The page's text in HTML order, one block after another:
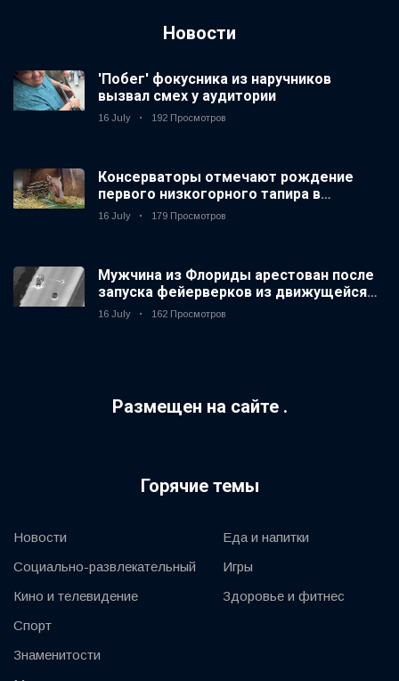
Новости
'Побег' фокусника из наручников
вызвал смех у аудитории
16 July 192 Просмотров
Консерваторы отмечают рождение
первого низкогорного тапира в
зоопарке Великобритании за 14 лет
16 July 179 Просмотров
Мужчина из Флориды арестован после
запуска фейерверков из движущейся
машины
16 July 162 Просмотров
Размещен на сайте .
Горячие темы
Новости
Социально-развлекательный
Кино и телевидение
Спорт
Знаменитости
Еда и напитки
Игры
Здоровье и фитнес